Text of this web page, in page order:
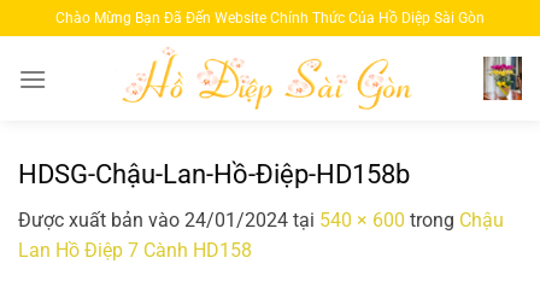
qua
nội
Chào Mừng Bạn Đã Đến Website Chính Thức Của Hồ Diệp Sài Gòn
HDSG-Chậu-Lan-Hồ-Điệp-HD158b
Được xuất bản vào 24/01/2024 tại 540 × 600 trong Chậu
Lan Hồ Điệp 7 Cành HD158